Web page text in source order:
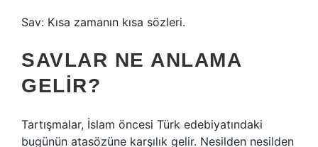
Sav: Kısa zamanın kısa sözleri.
SAVLAR NE ANLAMA
GELIR?
Tartışmalar, İslam öncesi Türk edebiyatındaki
bugünün atasözüne karşılık gelir. Nesilden nesilden